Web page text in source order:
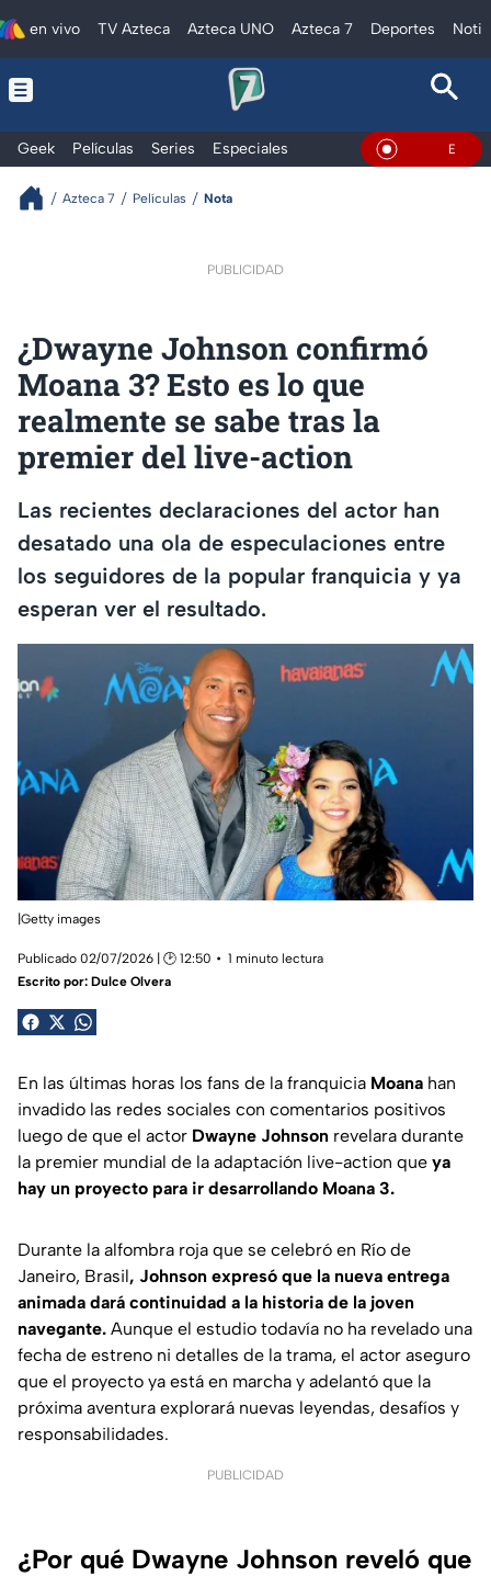
en vivo TV Azteca Azteca UNO Azteca 7 Deportes
Geek Películas Series Especiales En Vivo
Azteca 7 Películas Nota
PUBLICIDAD
¿Dwayne Johnson confirmó
Moana 3? Esto es lo que
realmente se sabe tras la
premier del live-action
Las recientes declaraciones del actor han
desatado una ola de especulaciones entre
los seguidores de la popular franquicia y ya
esperan ver el resultado.
|Getty images
Publicado 02/07/2026 | 🕑 12:50
1 minuto lectura
Escrito por: Dulce Olvera
En las últimas horas los fans de la franquicia Moana han
invadido las redes sociales con comentarios positivos
luego de que el actor Dwayne Johnson revelara durante
la premier mundial de la adaptación live-action que ya
hay un proyecto para ir desarrollando Moana 3.
Durante la alfombra roja que se celebró en Río de
Janeiro, Brasil, Johnson expresó que la nueva entrega
animada dará continuidad a la historia de la joven
navegante. Aunque el estudio todavía no ha revelado una
fecha de estreno ni detalles de la trama, el actor aseguro
que el proyecto ya está en marcha y adelantó que la
próxima aventura explorará nuevas leyendas, desafíos y
responsabilidades.
PUBLICIDAD
¿Por qué Dwayne Johnson reveló que